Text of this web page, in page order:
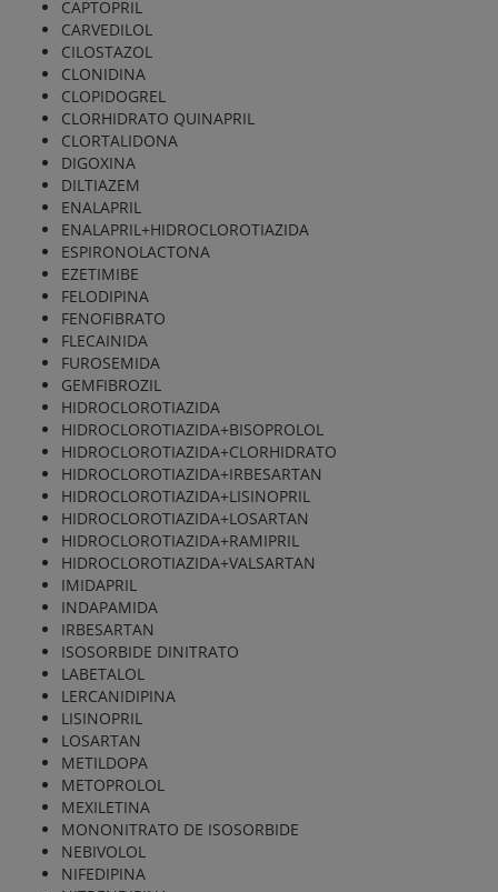
CAPTOPRIL
CARVEDILOL
CILOSTAZOL
CLONIDINA
CLOPIDOGREL
CLORHIDRATO QUINAPRIL
CLORTALIDONA
DIGOXINA
DILTIAZEM
ENALAPRIL
ENALAPRIL+HIDROCLOROTIAZIDA
ESPIRONOLACTONA
EZETIMIBE
FELODIPINA
FENOFIBRATO
FLECAINIDA
FUROSEMIDA
GEMFIBROZIL
HIDROCLOROTIAZIDA
HIDROCLOROTIAZIDA+BISOPROLOL
HIDROCLOROTIAZIDA+CLORHIDRATO
HIDROCLOROTIAZIDA+IRBESARTAN
HIDROCLOROTIAZIDA+LISINOPRIL
HIDROCLOROTIAZIDA+LOSARTAN
HIDROCLOROTIAZIDA+RAMIPRIL
HIDROCLOROTIAZIDA+VALSARTAN
IMIDAPRIL
INDAPAMIDA
IRBESARTAN
ISOSORBIDE DINITRATO
LABETALOL
LERCANIDIPINA
LISINOPRIL
LOSARTAN
METILDOPA
METOPROLOL
MEXILETINA
MONONITRATO DE ISOSORBIDE
NEBIVOLOL
NIFEDIPINA